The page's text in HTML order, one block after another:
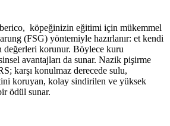
köpeğinizin eğitimi için mükemmel
(FSG) yöntemiyle hazırlanır: et kendi
değerleri korunur. Böylece kuru
avantajları da sunar. Nazik pişirme
karşı konulmaz derecede sulu,
koruyan, kolay sindirilen ve yüksek
ödül sunar.